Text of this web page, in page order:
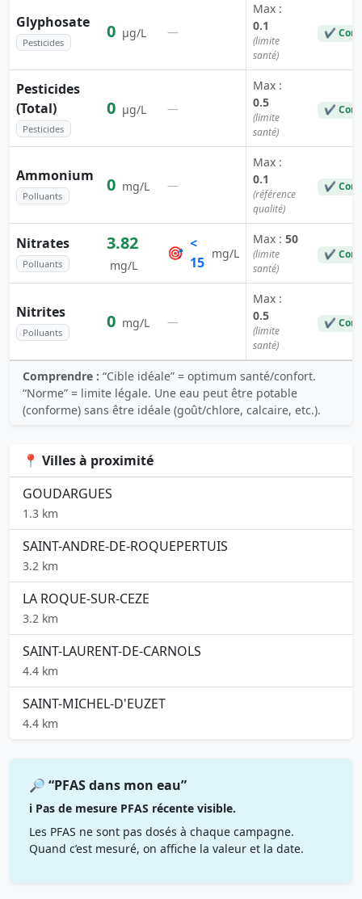
Glyphosate
Pesticides
0 µg/L —
Max :
0.1
(limite
santé)
✔
Pesticides
(Total)
Pesticides
0 µg/L —
Max :
0.5
(limite
santé)
✔
Ammonium
Polluants
0 mg/L —
Max :
0.1
(référence
qualité)
✔
Nitrates
Polluants
3.82
mg/L
🎯
<
15
mg/L
Max : 50
(limite
santé)
✔
Nitrites
Polluants
0 mg/L —
Max :
0.5
(limite
santé)
✔
Comprendre : “Cible idéale” = optimum santé/confort.
“Norme” = limite légale. Une eau peut être potable
(conforme) sans être idéale (goût/chlore, calcaire, etc.).
📍 Villes à proximité
GOUDARGUES
1.3 km
SAINT-ANDRE-DE-ROQUEPERTUIS
3.2 km
LA ROQUE-SUR-CEZE
3.2 km
SAINT-LAURENT-DE-CARNOLS
4.4 km
SAINT-MICHEL-D'EUZET
4.4 km
🔎 “PFAS dans mon eau”
ℹ️ Pas de mesure PFAS récente visible.
Les PFAS ne sont pas dosés à chaque campagne.
Quand c’est mesuré, on affiche la valeur et la date.